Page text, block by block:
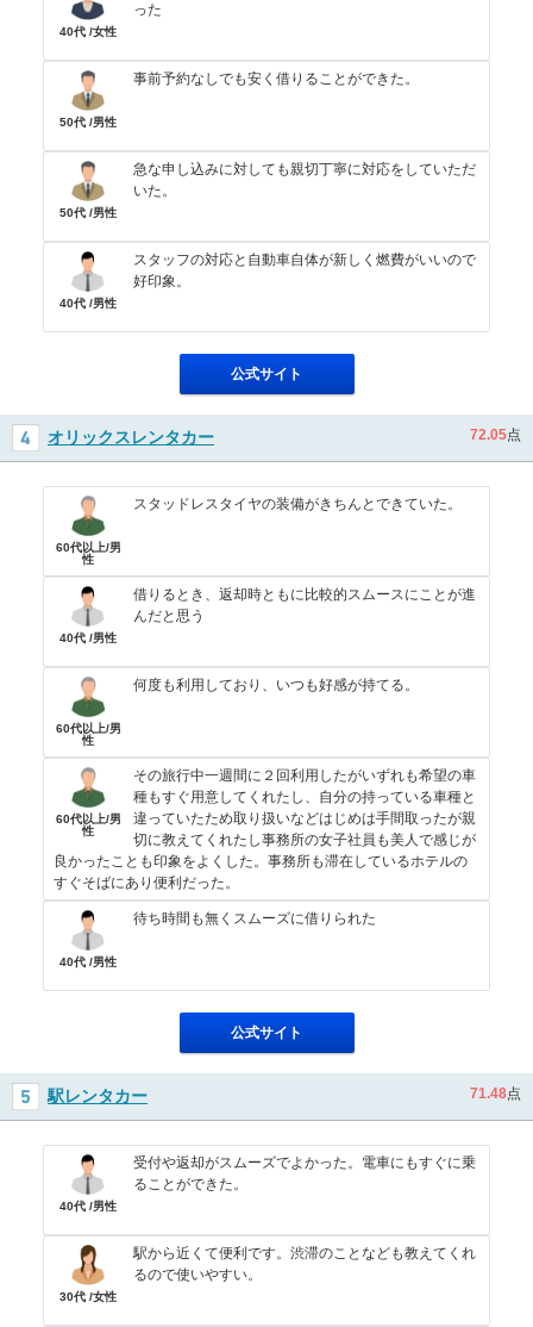
40代 /女性
った
50代 /男性
事前予約なしでも安く借りることができた。
50代 /男性
急な申し込みに対しても親切丁寧に対応をしていただ
いた。
40代 /男性
スタッフの対応と自動車自体が新しく燃費がいいので
好印象。
公式サイト
オリックスレンタカー 72.05点
60代以上/男
性
スタッドレスタイヤの装備がきちんとできていた。
40代 /男性
借りるとき、返却時ともに比較的スムースにことが進
んだと思う
60代以上/男
性
何度も利用しており、いつも好感が持てる。
60代以上/男
性
その旅行中一週間に２回利用したがいずれも希望の車
種もすぐ用意してくれたし、自分の持っている車種と
違っていたため取り扱いなどはじめは手間取ったが親
切に教えてくれたし事務所の女子社員も美人で感じが
良かったことも印象をよくした。事務所も滞在しているホテルの
すぐそばにあり便利だった。
40代 /男性
待ち時間も無くスムーズに借りられた
公式サイト
駅レンタカー 71.48点
40代 /男性
受付や返却がスムーズでよかった。電車にもすぐに乗
ることができた。
30代 /女性
駅から近くて便利です。渋滞のことなども教えてくれ
るので使いやすい。